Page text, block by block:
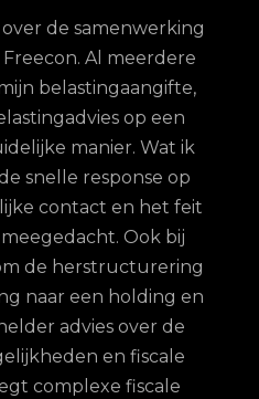
de samenwerking
Al meerdere
belastingaangifte,
op een
manier. Wat ik
snelle response op
contact en het feit
Ook bij
de herstructurering
naar een holding en
advies over de
en fiscale
complexe fiscale